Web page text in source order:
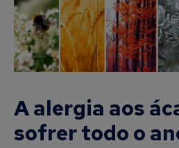
A alergia aos
sofrer todo o